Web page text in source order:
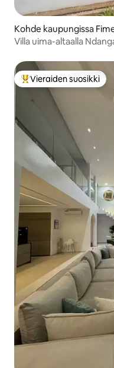
Kohde kaupungissa
Villa uima-altaalla
Vieraiden suosikkien
Vieraiden suosikki